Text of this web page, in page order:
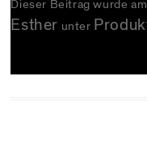
Dieser Beitrag wurde am
Esther unter